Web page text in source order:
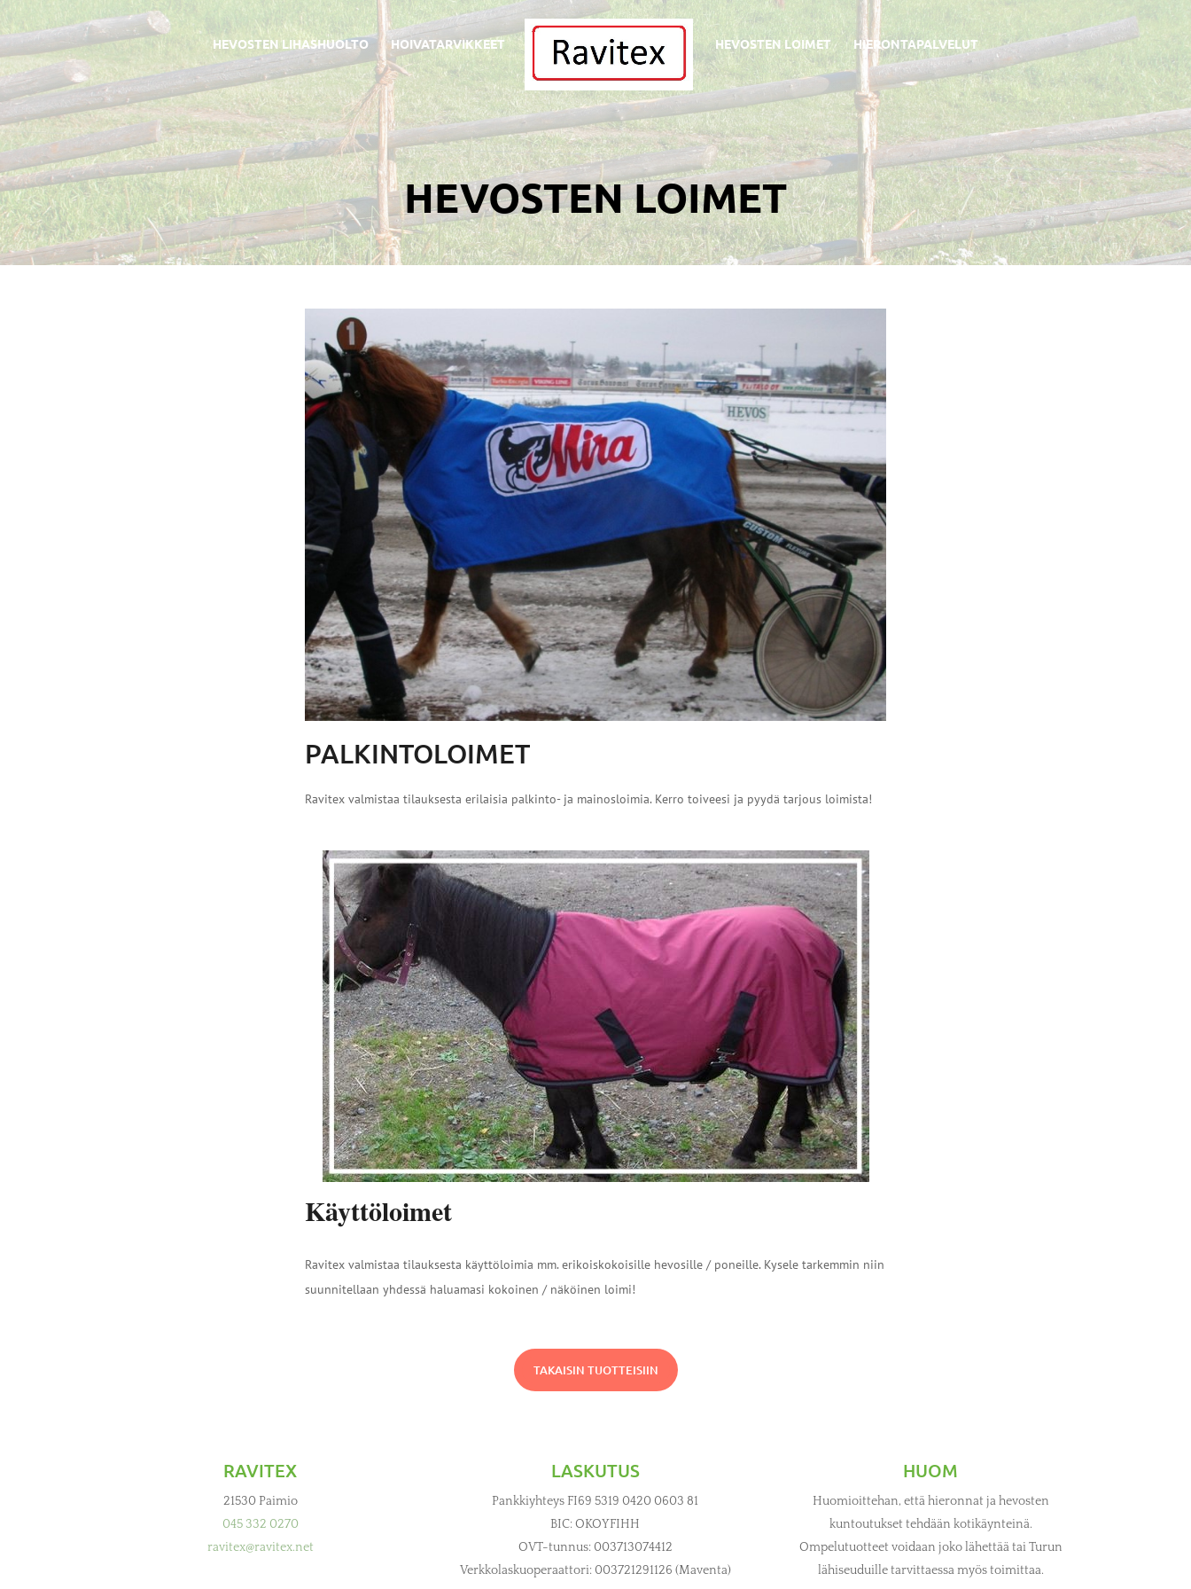
HEVOSTEN LIHASHUOLTO HOIVATARVIKKEET HEVOSTEN LOIMET HIERONTAPALVELUT
HEVOSTEN LOIMET
PALKINTOLOIMET
Ravitex valmistaa tilauksesta erilaisia palkinto- ja mainosloimia. Kerro toiveesi ja pyydä tarjous loimista!
Käyttöloimet
Ravitex valmistaa tilauksesta käyttöloimia mm. erikoiskokoisille hevosille / poneille. Kysele tarkemmin niin
suunnitellaan yhdessä haluamasi kokoinen / näköinen loimi!
TAKAISIN TUOTTEISIIN
RAVITEX
21530 Paimio
045 332 0270
ravitex@ravitex.net
LASKUTUS
Pankkiyhteys FI69 5319 0420 0603 81
BIC: OKOYFIHH
OVT-tunnus: 003713074412
Verkkolaskuoperaattori: 003721291126 (Maventa)
HUOM
Huomioittehan, että hieronnat ja hevosten
kuntoutukset tehdään kotikäynteinä.
Ompelutuotteet voidaan joko lähettää tai Turun
lähiseuduille tarvittaessa myös toimittaa.